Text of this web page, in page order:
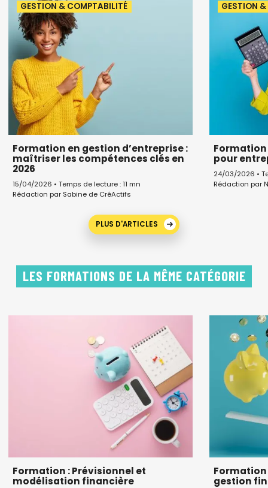
GESTION & COMPTABILITÉ
Formation en gestion d’entreprise :
maîtriser les compétences clés en
2026
15/04/2026 • Temps de lecture : 11 mn
Rédaction par Sabine de CréActifs
GESTION
pour
24/03/2026 •
Rédaction par
PLUS D'ARTICLES
LES FORMATIONS DE LA MÊME CATÉGORIE
Formation : Prévisionnel et
modélisation financière
gestion